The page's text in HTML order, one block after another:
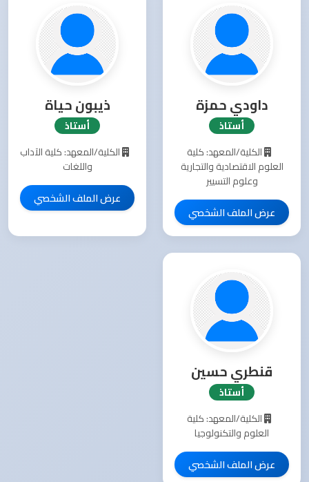
داودي حمزة
أستاذ
الكلية/المعهد: كلية
العلوم الاقتصادية والتجارية
وعلوم التسيير
عرض الملف الشخصي
ذيبون حياة
أستاذ
الكلية/المعهد: كلية الآداب
واللغات
عرض الملف الشخصي
قنطري حسين
أستاذ
الكلية/المعهد: كلية
العلوم والتكنولوجيا
عرض الملف الشخصي